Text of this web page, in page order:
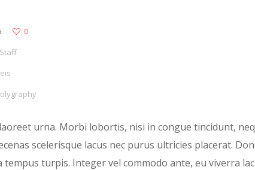
0
Staff
urna. Morbi lobortis, nisi in congue tincidunt,
scelerisque lacus nec purus ultricies placerat.
tempus turpis. Integer vel commodo ante, eu viverra